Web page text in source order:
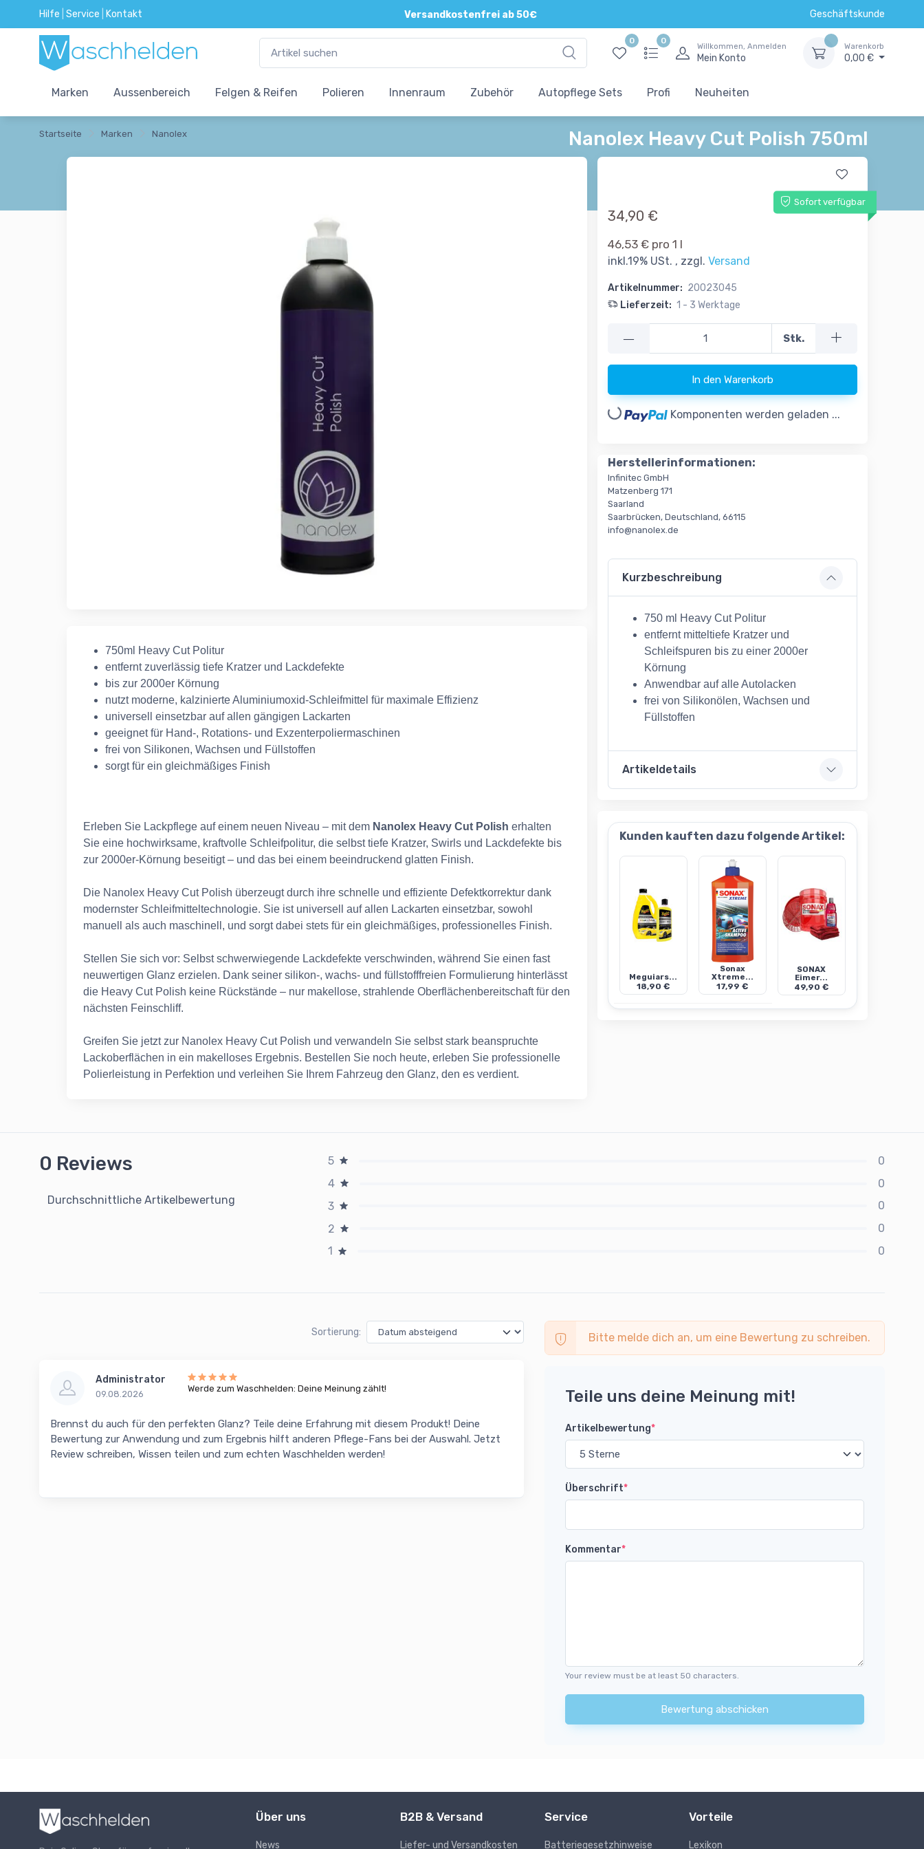
Hilfe Service Kontakt Versandkostenfrei ab 50€ Geschäftskunde
0 0
Willkommen, Anmelden
Mein Konto
Warenkorb
0,00 €
Marken Aussenbereich Felgen & Reifen Polieren Innenraum Zubehör Autopflege Sets Profi Neuheiten
Startseite Marken Nanolex Nanolex Heavy Cut Polish 750ml
750ml Heavy Cut Politur
entfernt zuverlässig tiefe Kratzer und Lackdefekte
bis zur 2000er Körnung
nutzt moderne, kalzinierte Aluminiumoxid-Schleifmittel für maximale Effizienz
universell einsetzbar auf allen gängigen Lackarten
geeignet für Hand-, Rotations- und Exzenterpoliermaschinen
frei von Silikonen, Wachsen und Füllstoffen
sorgt für ein gleichmäßiges Finish
Erleben Sie Lackpflege auf einem neuen Niveau – mit dem Nanolex Heavy Cut Polish erhalten
Sie eine hochwirksame, kraftvolle Schleifpolitur, die selbst tiefe Kratzer, Swirls und Lackdefekte bis
zur 2000er-Körnung beseitigt – und das bei einem beeindruckend glatten Finish.
Die Nanolex Heavy Cut Polish überzeugt durch ihre schnelle und effiziente Defektkorrektur dank
modernster Schleifmitteltechnologie. Sie ist universell auf allen Lackarten einsetzbar, sowohl
manuell als auch maschinell, und sorgt dabei stets für ein gleichmäßiges, professionelles Finish.
Stellen Sie sich vor: Selbst schwerwiegende Lackdefekte verschwinden, während Sie einen fast
neuwertigen Glanz erzielen. Dank seiner silikon-, wachs- und füllstofffreien Formulierung hinterlässt
die Heavy Cut Polish keine Rückstände – nur makellose, strahlende Oberflächenbereitschaft für den
nächsten Feinschliff.
Greifen Sie jetzt zur Nanolex Heavy Cut Polish und verwandeln Sie selbst stark beanspruchte
Lackoberflächen in ein makelloses Ergebnis. Bestellen Sie noch heute, erleben Sie professionelle
Polierleistung in Perfektion und verleihen Sie Ihrem Fahrzeug den Glanz, den es verdient.
Sofort verfügbar
34,90 €
46,53 € pro 1 l
inkl.19% USt. , zzgl. Versand
Artikelnummer: 20023045
Lieferzeit: 1 - 3 Werktage
— Stk.
In den Warenkorb
Loading... Komponenten werden geladen ...
Herstellerinformationen:
Infinitec GmbH
Matzenberg 171
Saarland
Saarbrücken, Deutschland, 66115
info@nanolex.de
Kurzbeschreibung
750 ml Heavy Cut Politur
entfernt mitteltiefe Kratzer und
Schleifspuren bis zu einer 2000er
Körnung
Anwendbar auf alle Autolacken
frei von Silikonölen, Wachsen und
Füllstoffen
Artikeldetails
Kunden kauften dazu folgende Artikel:
Meguiars...
18,90 €
Sonax
Xtreme...
17,99 €
SONAX
Eimer...
49,90 €
0 Reviews
Durchschnittliche Artikelbewertung
5
0
4
0
3
0
2
0
1
0
Sortierung:
Administrator
09.08.2026
Werde zum Waschhelden: Deine Meinung zählt!
Brennst du auch für den perfekten Glanz? Teile deine Erfahrung mit diesem Produkt! Deine
Bewertung zur Anwendung und zum Ergebnis hilft anderen Pflege-Fans bei der Auswahl. Jetzt
Review schreiben, Wissen teilen und zum echten Waschhelden werden!
Bitte melde dich an, um eine Bewertung zu schreiben.
Teile uns deine Meinung mit!
Artikelbewertung*
Überschrift*
Kommentar*
Your review must be at least 50 characters.
Bewertung abschicken
Über uns
News
B2B & Versand
Liefer- und Versandkosten
Service
Batteriegesetzhinweise
Vorteile
Lexikon